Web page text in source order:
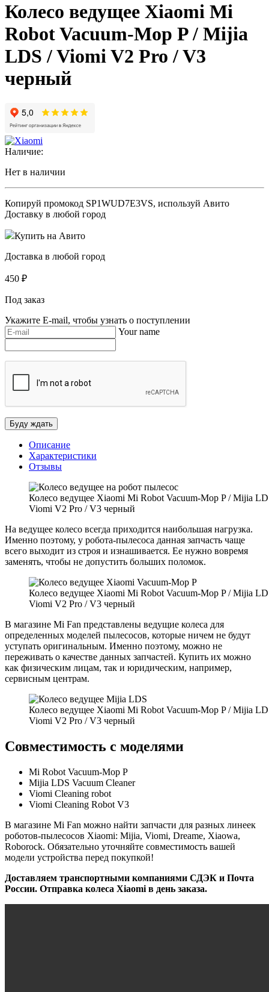
Колесо ведущее Xiaomi Mi
Robot Vacuum-Mop P / Mijia
LDS / Viomi V2 Pro / V3
черный
Наличие:
Нет в наличии
Копируй промокод SP1WUD7E3VS, используй Авито
Доставку в любой город
Купить на Авито
Доставка в любой город
450 ₽
Под заказ
Укажите E-mail, чтобы узнать о поступлении
Your name
Описание
Характеристики
Отзывы
Колесо ведущее Xiaomi Mi Robot Vacuum-Mop P / Mijia
Viomi V2 Pro / V3 черный
На ведущее колесо всегда приходится наибольшая нагрузка.
Именно поэтому, у робота-пылесоса данная запчасть чаще
всего выходит из строя и изнашивается. Ее нужно вовремя
заменять, чтобы не допустить больших поломок.
Колесо ведущее Xiaomi Mi Robot Vacuum-Mop P / Mijia
Viomi V2 Pro / V3 черный
В магазине Mi Fan представлены ведущие колеса для
определенных моделей пылесосов, которые ничем не будут
уступать оригинальным. Именно поэтому, можно не
переживать о качестве данных запчастей. Купить их можно
как физическим лицам, так и юридическим, например,
сервисным центрам.
Колесо ведущее Xiaomi Mi Robot Vacuum-Mop P / Mijia
Viomi V2 Pro / V3 черный
Совместимость с моделями
Mi Robot Vacuum-Mop P
Mijia LDS Vacuum Cleaner
Viomi Cleaning robot
Viomi Cleaning Robot V3
В магазине Mi Fan можно найти запчасти для разных линеек
роботов-пылесосов Xiaomi: Mijia, Viomi, Dreame, Xiaowa,
Roborock. Обязательно уточняйте совместимость вашей
модели устройства перед покупкой!
Доставляем транспортными компаниями СДЭК и Почта
России. Отправка колеса Xiaomi в день заказа.